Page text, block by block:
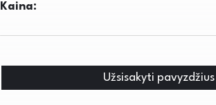
Kaina:
Užsisakyti pavyzdžius